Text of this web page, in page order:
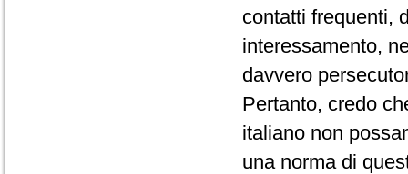
contatti frequenti,
interessamento,
davvero
Pertanto, credo
italiano non
una norma di